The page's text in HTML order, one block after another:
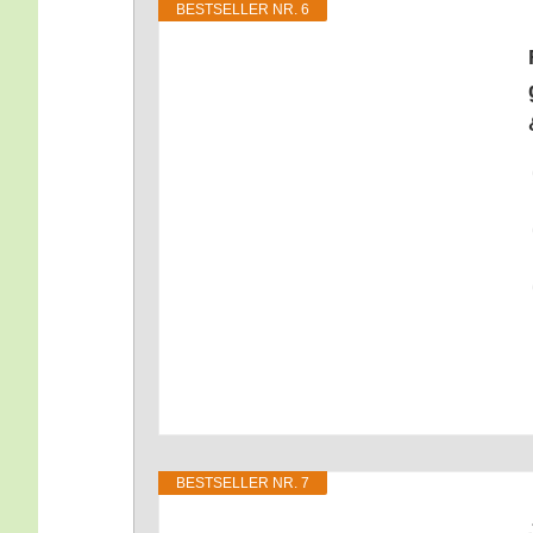
BEST­SEL­LER NR. 6
BEST­SEL­LER NR. 7